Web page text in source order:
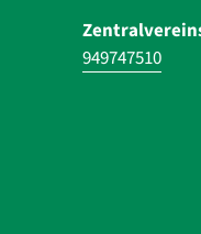
949747510